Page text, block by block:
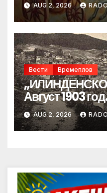
AUG 2, 2026
Вести Времеплов
Август 1903
AUG 2, 2026